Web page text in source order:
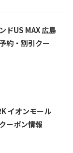
ドUS MAX 広島
約・割引クー
イオンモール
ーポン情報